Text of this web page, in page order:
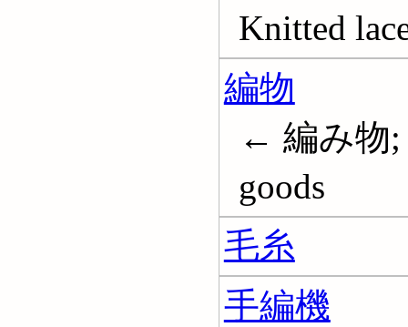
Knitted
編物
← 編み物;
goods
毛糸
手編機